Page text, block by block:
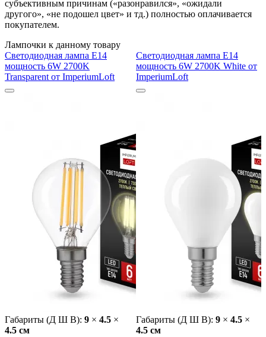
субъективным причинам («разонравился», «ожидали
другого», «не подошел цвет» и тд.) полностью оплачивается
покупателем.
Лампочки к данному товару
Светодиодная лампа E14
мощность 6W 2700K
Transparent от ImperiumLoft
Габариты (Д Ш В): 9 × 4.5 ×
4.5 cм
Светодиодная лампа E14
мощность 6W 2700K White от
ImperiumLoft
Габариты (Д Ш В): 9 × 4.5 ×
4.5 cм